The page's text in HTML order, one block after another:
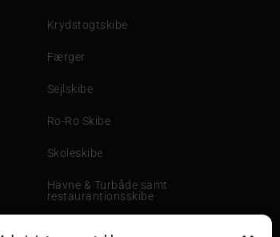
Krydstogtskibe
Færger
Sejlskibe
Ro-Ro Skibe
Skoleskibe
Havne & Turbåde samt
restaurantionsskibe